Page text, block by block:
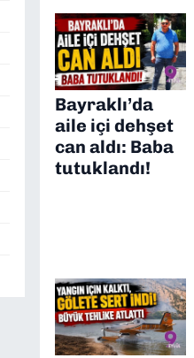
Bayraklı’da
aile içi dehşet
can aldı: Baba
tutuklandı!